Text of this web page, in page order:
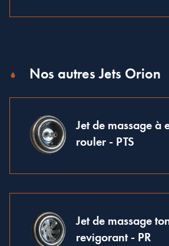
Nos autres Jets Orion
Jet de massage à
rouler - PTS
Jet de massage
revigorant - PR